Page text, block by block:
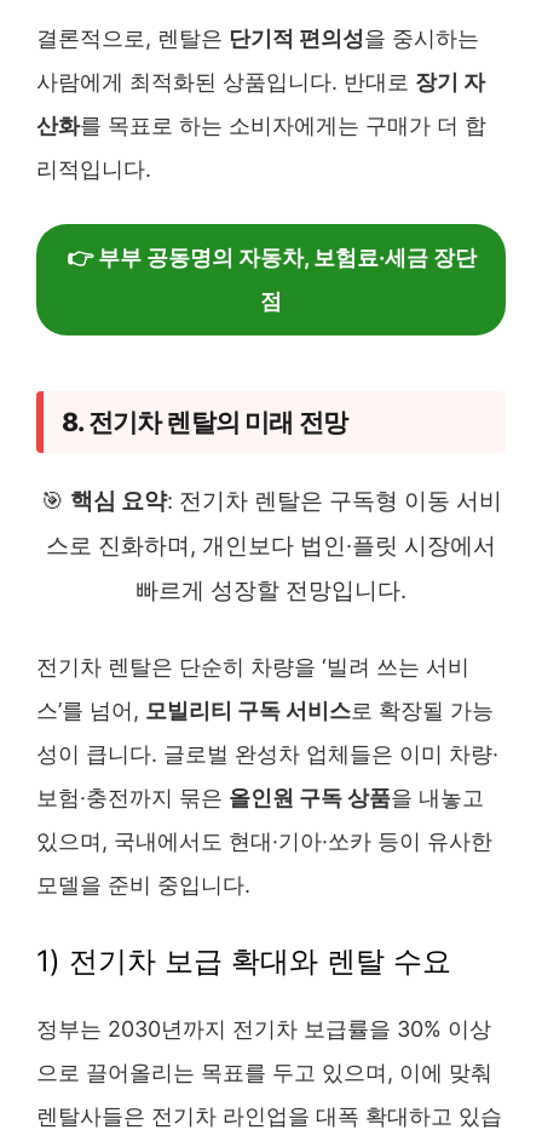
결론적으로, 렌탈은 단기적 편의성을 중시하는
사람에게 최적화된 상품입니다. 반대로 장기 자
산화를 목표로 하는 소비자에게는 구매가 더 합
리적입니다.
👉 부부 공동명의 자동차, 보험료·세금 장단
점
8. 전기차 렌탈의 미래 전망
🎯 핵심 요약: 전기차 렌탈은 구독형 이동 서비
스로 진화하며, 개인보다 법인·플릿 시장에서
빠르게 성장할 전망입니다.
전기차 렌탈은 단순히 차량을 ‘빌려 쓰는 서비
스’를 넘어, 모빌리티 구독 서비스로 확장될 가능
성이 큽니다. 글로벌 완성차 업체들은 이미 차량·
보험·충전까지 묶은 올인원 구독 상품을 내놓고
있으며, 국내에서도 현대·기아·쏘카 등이 유사한
모델을 준비 중입니다.
1) 전기차 보급 확대와 렌탈 수요
정부는 2030년까지 전기차 보급률을 30% 이상
으로 끌어올리는 목표를 두고 있으며, 이에 맞춰
렌탈사들은 전기차 라인업을 대폭 확대하고 있습